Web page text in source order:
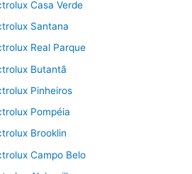
Casa Verde
Santana
Real Parque
Butantã
Pinheiros
Pompéia
Brooklin
Campo Belo